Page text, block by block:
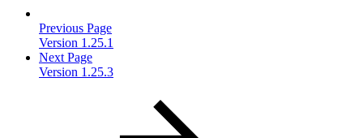
Previous Page
Version 1.25.1
Next Page
Version 1.25.3